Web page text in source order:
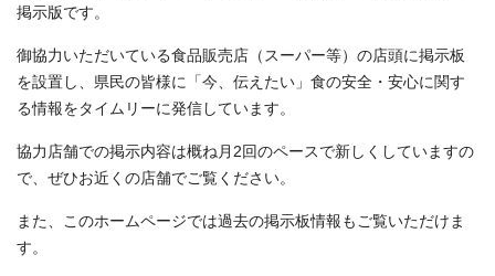
掲示版です。
御協力いただいている食品販売店（スーパー等）の店頭に掲示板
を設置し、県民の皆様に「今、伝えたい」食の安全・安心に関す
る情報をタイムリーに発信しています。
協力店舗での掲示内容は概ね月2回のペースで新しくしていますの
で、ぜひお近くの店舗でご覧ください。
また、このホームページでは過去の掲示板情報もご覧いただけま
す。